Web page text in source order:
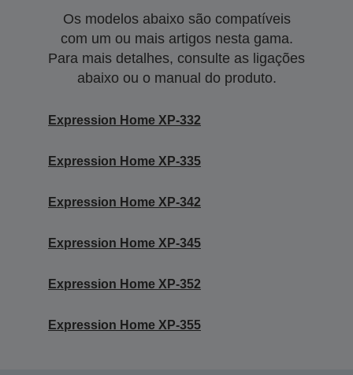
Os modelos abaixo são compatíveis
com um ou mais artigos nesta gama.
Para mais detalhes, consulte as ligações
abaixo ou o manual do produto.
Expression Home XP-332
Expression Home XP-335
Expression Home XP-342
Expression Home XP-345
Expression Home XP-352
Expression Home XP-355